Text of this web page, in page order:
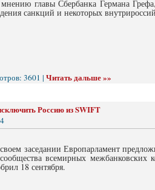
главы Сбербанка Германа
санкций и некоторых
3601 | Читать дальше »»
Россию из SWIFT
заседании Европарламент
всемирных
18 сентября.